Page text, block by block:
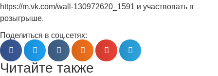
https://m.vk.com/wall-130972620_1591 и участвовать в
розыгрыше.
Поделиться в соц.сетях:
Читайте также